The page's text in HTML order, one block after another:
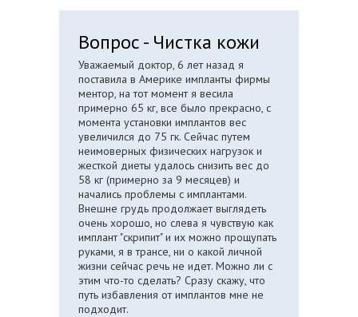
Вопрос - Чистка кожи
Уважаемый доктор, 6 лет назад я
поставила в Америке импланты фирмы
ментор, на тот момент я весила
примерно 65 кг, все было прекрасно, с
момента установки имплантов вес
увеличился до 75 гк. Сейчас путем
неимоверных физических нагрузок и
жесткой диеты удалось снизить вес до
58 кг (примерно за 9 месяцев) и
начались проблемы с имплантами.
Внешне грудь продолжает выглядеть
очень хорошо, но слева я чувствую как
имплант "скрипит" и их можно прощупать
руками, я в трансе, ни о какой личной
жизни сейчас речь не идет. Можно ли с
этим что-то сделать? Сразу скажу, что
путь избавления от имплантов мне не
подходит.